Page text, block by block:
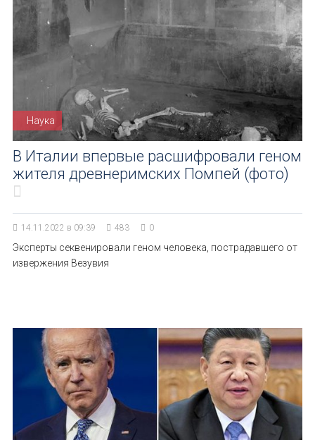
Наука
В Италии впервые расшифровали геном
жителя древнеримских Помпей (фото)
14.11.2022 в 09:39 483 0
Эксперты секвенировали геном человека, пострадавшего от
извержения Везувия